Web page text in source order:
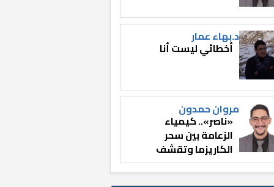
د.بهاء عمار
أخطائي ليست أنا
مروان حمدون
«ناصر».. كيمياء
الزعامة بين سحر
الكاريزما وتقشف
الثائر